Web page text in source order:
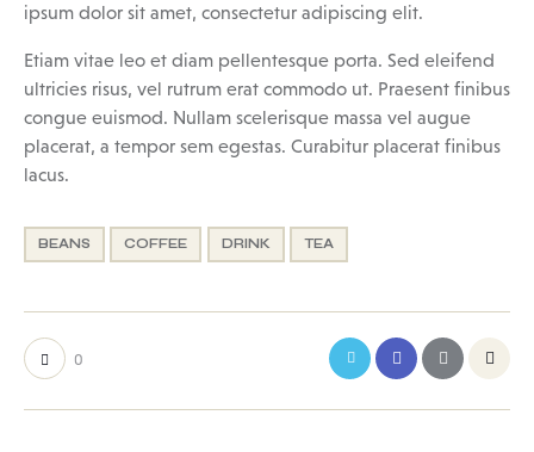
ipsum dolor sit amet, consectetur adipiscing elit.
Etiam vitae leo et diam pellentesque porta. Sed eleifend
ultricies risus, vel rutrum erat commodo ut. Praesent finibus
congue euismod. Nullam scelerisque massa vel augue
placerat, a tempor sem egestas. Curabitur placerat finibus
lacus.
BEANS COFFEE DRINK TEA
0